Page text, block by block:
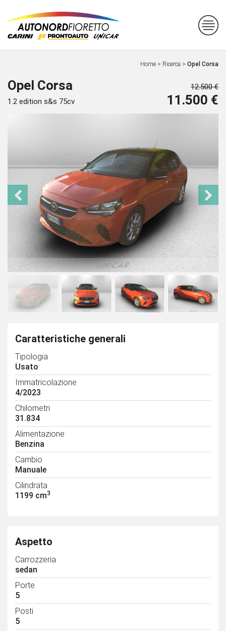
Home > Ricerca > Opel Corsa
Opel Corsa
1.2 edition s&s 75cv
12.500 €
11.500 €
Caratteristiche generali
Tipologia
Usato
Immatricolazione
4/2023
Chilometri
31.834
Alimentazione
Benzina
Cambio
Manuale
Cilindrata
1199 cm3
Aspetto
Carrozzeria
sedan
Porte
5
Posti
5